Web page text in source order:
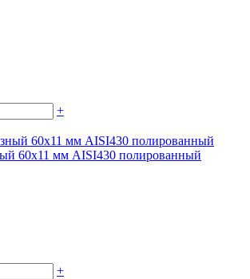
+
60х11 мм AISI430 полированный
+